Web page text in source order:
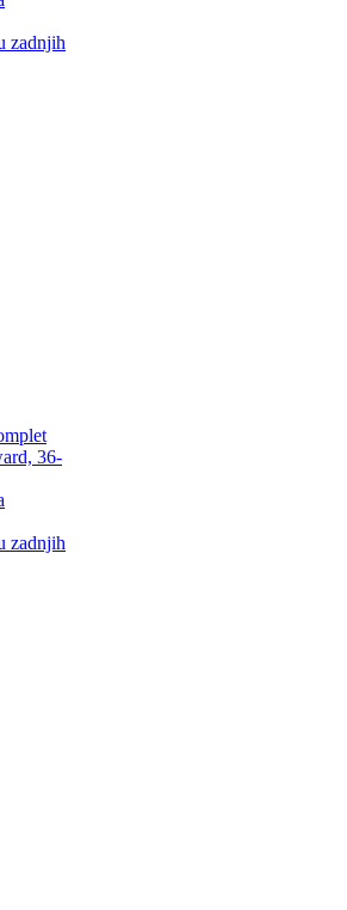
zadnjih
36-
zadnjih